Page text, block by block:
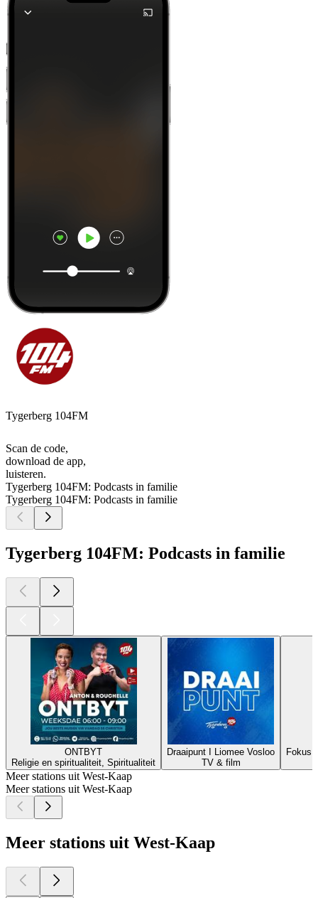
Tygerberg 104FM
Scan de code,
download de app,
luisteren.
Tygerberg 104FM: Podcasts in familie
Tygerberg 104FM: Podcasts in familie
Tygerberg 104FM: Podcasts in familie
ONTBYT
Religie en spiritualiteit, Spiritualiteit
Draaipunt I Liomee Vosloo
TV & film
Fokus
Meer stations uit West-Kaap
Meer stations uit West-Kaap
Meer stations uit West-Kaap